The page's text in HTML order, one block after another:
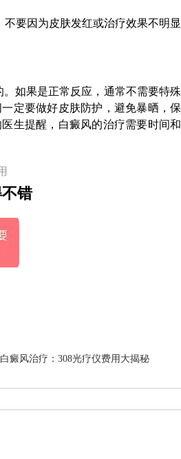
要因为皮肤发红或治疗效果不明显
如果是正常反应，通常不需要特殊
定要做好皮肤防护，避免暴晒，保
生提醒，白癜风的治疗需要时间和
错
白癜风治疗：308光疗仪费用大揭秘